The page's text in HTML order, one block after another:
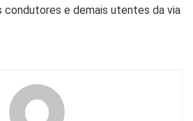
condutores e demais utentes da via